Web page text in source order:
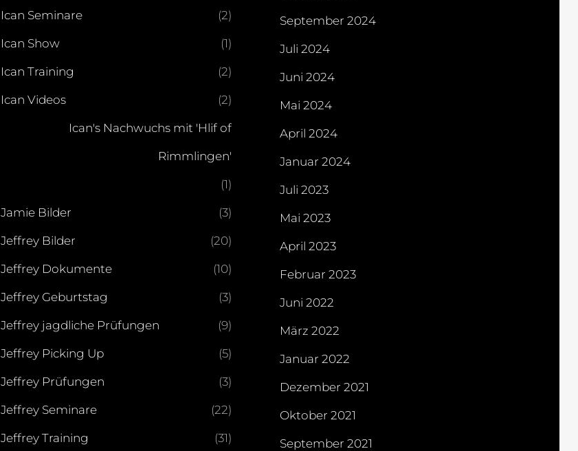
Ican Seminare (2)
Ican Show (1)
Ican Training (2)
Ican Videos (2)
Ican's Nachwuchs mit 'Hlif of
Rimmlingen'
(1)
Jamie Bilder (3)
Jeffrey Bilder (20)
Jeffrey Dokumente (10)
Jeffrey Geburtstag (3)
Jeffrey jagdliche Prüfungen (9)
Jeffrey Picking Up (5)
Jeffrey Prüfungen (3)
Jeffrey Seminare (22)
Jeffrey Training (31)
September 2024
Juli 2024
Juni 2024
Mai 2024
April 2024
Januar 2024
Juli 2023
Mai 2023
April 2023
Februar 2023
Juni 2022
März 2022
Januar 2022
Dezember 2021
Oktober 2021
September 2021